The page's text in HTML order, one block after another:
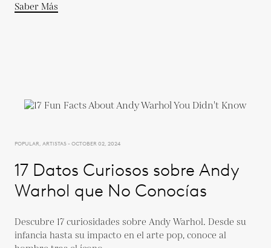
Saber Más
POPULAR, ARTISTAS - OCTOBER 02, 2024
17 Datos Curiosos sobre Andy
Warhol que No Conocías
Descubre 17 curiosidades sobre Andy Warhol. Desde su
infancia hasta su impacto en el arte pop, conoce al